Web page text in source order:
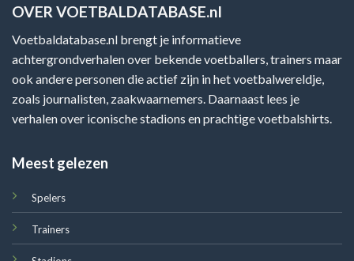
OVER VOETBALDATABASE.nl
Voetbaldatabase.nl brengt je informatieve
achtergrondverhalen over bekende voetballers, trainers maar
ook andere personen die actief zijn in het voetbalwereldje,
zoals journalisten, zaakwaarnemers. Daarnaast lees je
verhalen over iconische stadions en prachtige voetbalshirts.
Meest gelezen
Spelers
Trainers